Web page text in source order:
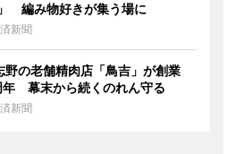
編み物好きが集う場に
新聞
野の老舗精肉店「鳥吉」が創業
幕末から続くのれん守る
新聞